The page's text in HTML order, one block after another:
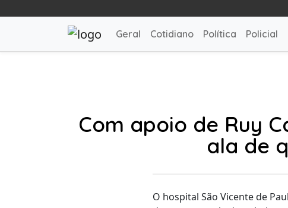
Geral Cotidiano Política Policial
Com apoio de Ruy
ala de
O hospital São Vicente de